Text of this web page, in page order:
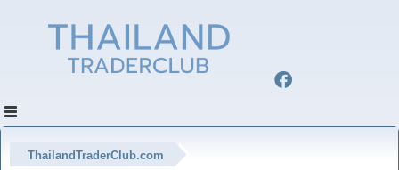
ThailandTraderClub.com